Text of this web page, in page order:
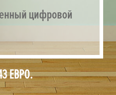
цифровой
ЕВРО.